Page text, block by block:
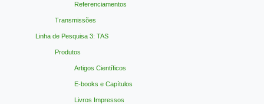
Referenciamentos
Transmissões
Linha de Pesquisa 3: TAS
Produtos
Artigos Científicos
E-books e Capítulos
Livros Impressos